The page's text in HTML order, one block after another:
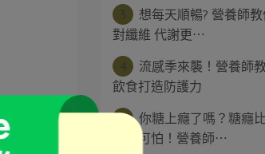
福部
南瓜
！
想每天順暢? 營養師
對纖維 代謝更⋯
流感季來襲！營養師
飲食打造防護力
5 你糖上癮了嗎？糖癮
的還可怕！營養師⋯